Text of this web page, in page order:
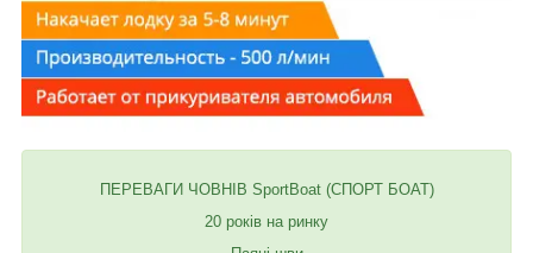
ПЕРЕВАГИ ЧОВНІВ SportBoat (СПОРТ БОАТ)
20 років на ринку